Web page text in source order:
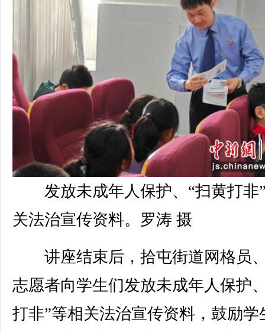
发放未成年人保护、“扫黄打非
关法治宣传资料。罗涛 摄
讲座结束后，拾屯街道网格员
志愿者向学生们发放未成年人保护
打非”等相关法治宣传资料，鼓励学